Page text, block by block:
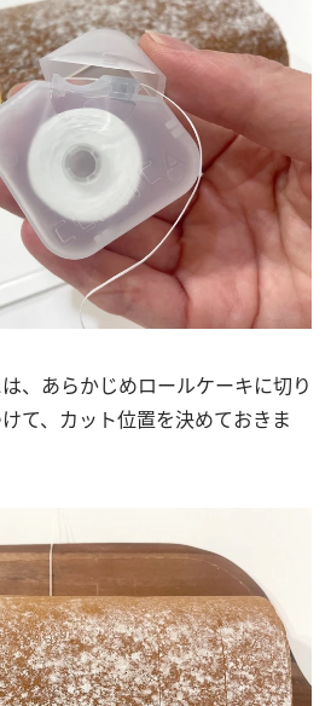
、あらかじめロールケーキに切り
て、カット位置を決めておきま